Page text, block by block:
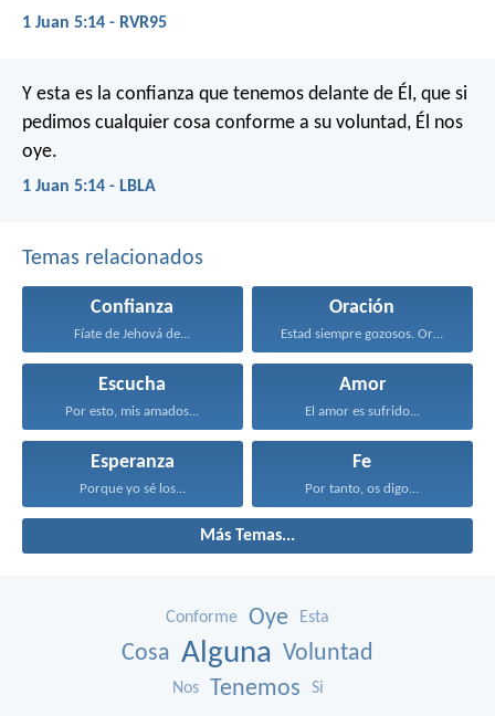
1 Juan 5:14 - RVR95
Y esta es la confianza que tenemos delante de Él, que si
pedimos cualquier cosa conforme a su voluntad, Él nos
oye.
1 Juan 5:14 - LBLA
Temas relacionados
Confianza
Fíate de Jehová de...
Oración
Estad siempre gozosos. Orad...
Escucha
Por esto, mis amados...
Amor
El amor es sufrido...
Esperanza
Porque yo sé los...
Fe
Por tanto, os digo...
Más Temas...
Conforme Oye Esta
Cosa Alguna Voluntad
Nos Tenemos Si